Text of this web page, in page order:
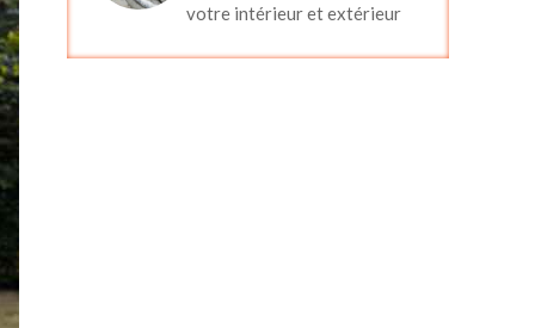
votre intérieur et extérieur